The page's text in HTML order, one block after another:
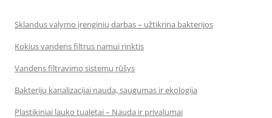
Sklandus valymo įrenginių darbas – užtikrina bakterijos
Kokius vandens filtrus namui rinktis
Vandens filtravimo sistemų rūšys
Bakterijų kanalizacijai nauda, saugumas ir ekologija
Plastikiniai lauko tualetai – Nauda ir privalumai